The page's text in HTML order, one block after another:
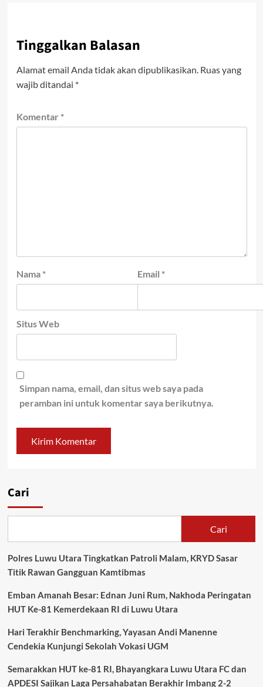
Tinggalkan Balasan
Alamat email Anda tidak akan dipublikasikan. Ruas yang
wajib ditandai *
Komentar *
Nama * Email *
Situs Web
Simpan nama, email, dan situs web saya pada
peramban ini untuk komentar saya berikutnya.
Cari
Cari
Polres Luwu Utara Tingkatkan Patroli Malam, KRYD Sasar
Titik Rawan Gangguan Kamtibmas
Emban Amanah Besar: Ednan Juni Rum, Nakhoda Peringatan
HUT Ke-81 Kemerdekaan RI di Luwu Utara
Hari Terakhir Benchmarking, Yayasan Andi Manenne
Cendekia Kunjungi Sekolah Vokasi UGM
Semarakkan HUT ke-81 RI, Bhayangkara Luwu Utara FC dan
APDESI Sajikan Laga Persahabatan Berakhir Imbang 2-2